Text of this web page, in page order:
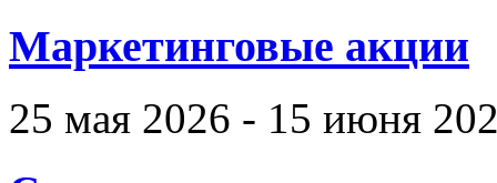
Маркетинговые акции
25 мая 2026 - 15 июня